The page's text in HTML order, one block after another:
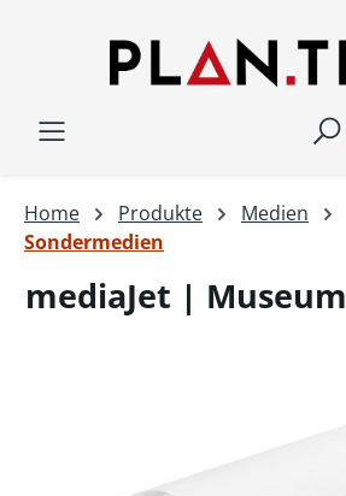
Home Produkte Medien
Sondermedien
mediaJet | Museum